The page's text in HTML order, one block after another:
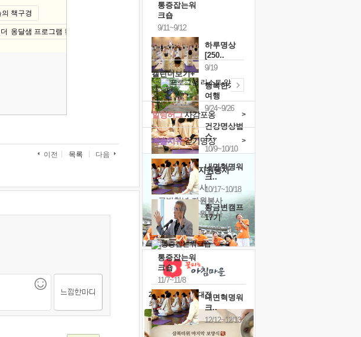
의 책구경
옹달샘 프로그램 캘린
이전 목록 다음
통증잡는워
크숍
9/11~9/12
하루명상
[250..
9/19
행복한가족
여행
9/24~9/26
건강명상법
스..
10/9~10/10
내면혁명워
크..
10/17~10/18
황금변캠프
17기
10/30~10/31
통증잡는워
크숍
11/7~11/8
내면혁명워
크..
12/12~12/13
캘린더보기+
예술치유걷기명상 >
힐링허그사감포옹 >
'옹달샘의 꽃'자원봉사
· 청년 자원봉사
· 금빛청년 자원봉사
· 음식연구 자원봉사
2026 말복 보양대전
최대74%할인